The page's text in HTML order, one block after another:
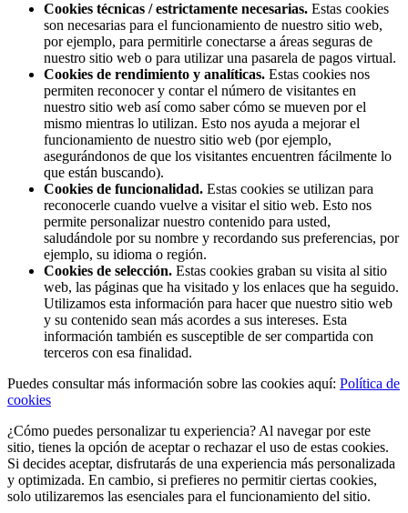
Cookies técnicas / estrictamente necesarias. Estas cookies
son necesarias para el funcionamiento de nuestro sitio web,
por ejemplo, para permitirle conectarse a áreas seguras de
nuestro sitio web o para utilizar una pasarela de pagos virtual.
Cookies de rendimiento y analíticas. Estas cookies nos
permiten reconocer y contar el número de visitantes en
nuestro sitio web así como saber cómo se mueven por el
mismo mientras lo utilizan. Esto nos ayuda a mejorar el
funcionamiento de nuestro sitio web (por ejemplo,
asegurándonos de que los visitantes encuentren fácilmente lo
que están buscando).
Cookies de funcionalidad. Estas cookies se utilizan para
reconocerle cuando vuelve a visitar el sitio web. Esto nos
permite personalizar nuestro contenido para usted,
saludándole por su nombre y recordando sus preferencias, por
ejemplo, su idioma o región.
Cookies de selección. Estas cookies graban su visita al sitio
web, las páginas que ha visitado y los enlaces que ha seguido.
Utilizamos esta información para hacer que nuestro sitio web
y su contenido sean más acordes a sus intereses. Esta
información también es susceptible de ser compartida con
terceros con esa finalidad.
Puedes consultar más información sobre las cookies aquí: Política de
cookies
¿Cómo puedes personalizar tu experiencia? Al navegar por este
sitio, tienes la opción de aceptar o rechazar el uso de estas cookies.
Si decides aceptar, disfrutarás de una experiencia más personalizada
y optimizada. En cambio, si prefieres no permitir ciertas cookies,
solo utilizaremos las esenciales para el funcionamiento del sitio.